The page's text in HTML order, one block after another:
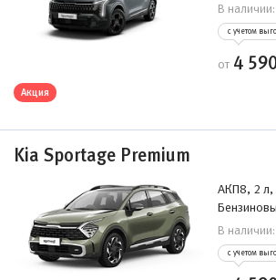
В наличии:
с учетом
от 4
Акция
Kia Sportage Premium
АКП8, 2 л,
В наличии:
с учетом